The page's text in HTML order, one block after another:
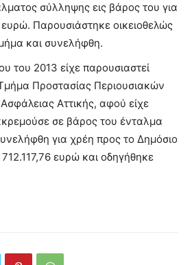
σύλληψης εις βάρος του για
Παρουσιάστηκε οικειοθελώς
και συνελήφθη.
του 2013 είχε παρουσιαστεί
Προστασίας Περιουσιακών
Αττικής, αφού είχε
σε βάρος του ένταλμα
για χρέη προς το Δημόσιο
ευρώ και οδηγήθηκε